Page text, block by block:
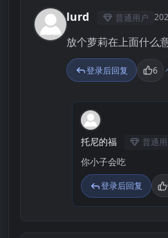
L lurd 普通用户
放个萝莉在上面什么
登录后回复 6
托
托尼的福 普通
你小子会吃
登录后回复